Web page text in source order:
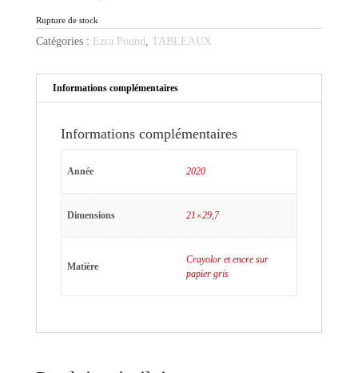
Rupture de stock
Catégories : Ezra Pound , TABLEAUX
Informations complémentaires
Informations complémentaires
Année 2020
Dimensions 21×29,7
Matière
Crayolor et encre sur
papier gris